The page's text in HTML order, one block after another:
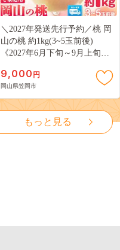
＼2027年発送先行予約／桃 岡
山の桃 約1kg(3~5玉前後)
《2027年6月下旬～9月上旬頃
岡山 はくとう スイーツ フル
ーツ 果物 デザート 旬 モモ も
も 先行予約 送料無料 果物 岡
山県 笠岡市 清水白桃 白鳳 白
麗 クール便---
kasaoka_zsy_419_100---
9,000 円
岡山県笠岡市
もっと見る